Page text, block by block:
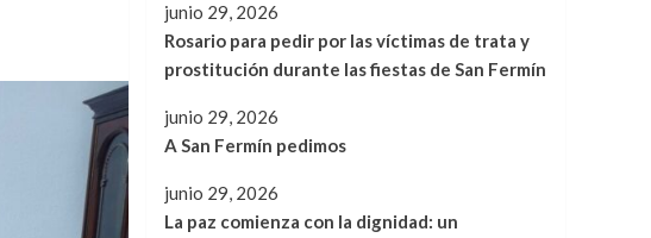
junio 29, 2026
Rosario para pedir por las víctimas de trata y
prostitución durante las fiestas de San Fermín
junio 29, 2026
A San Fermín pedimos
junio 29, 2026
La paz comienza con la dignidad: un